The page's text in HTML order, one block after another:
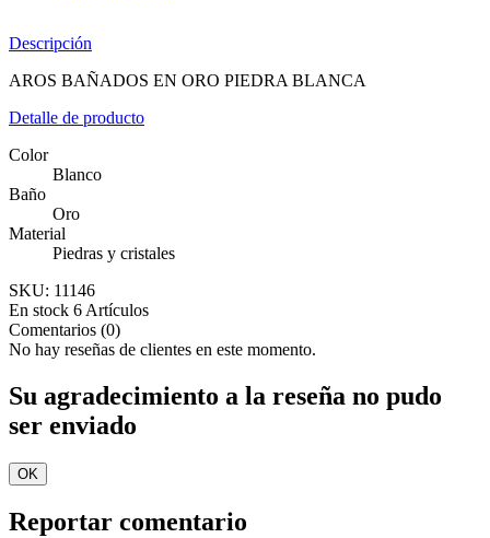
Descripción
AROS BAÑADOS EN ORO PIEDRA BLANCA
Detalle de producto
Color
Blanco
Baño
Oro
Material
Piedras y cristales
SKU: 11146
En stock 6 Artículos
Comentarios (0)
No hay reseñas de clientes en este momento.
Su agradecimiento a la reseña no pudo
ser enviado
OK
Reportar comentario